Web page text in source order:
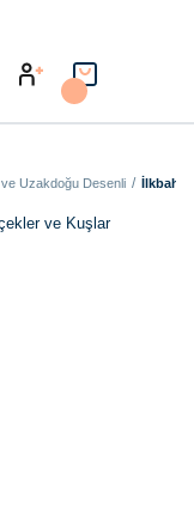
Uzakdoğu Desenli